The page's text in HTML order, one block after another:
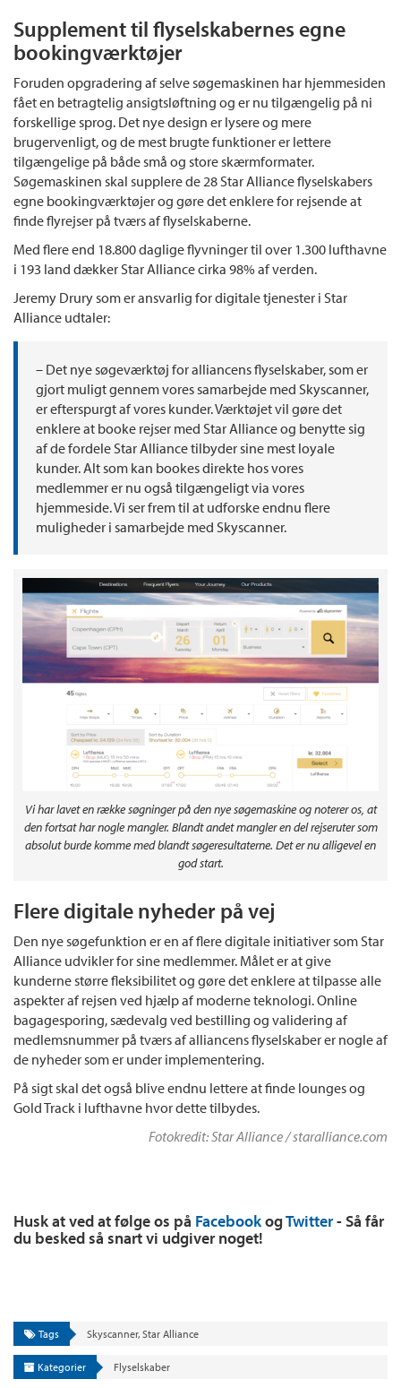
Supplement til flyselskabernes egne
bookingværktøjer
Foruden opgradering af selve søgemaskinen har hjemmesiden
fået en betragtelig ansigtsløftning og er nu tilgængelig på ni
forskellige sprog. Det nye design er lysere og mere
brugervenligt, og de mest brugte funktioner er lettere
tilgængelige på både små og store skærmformater.
Søgemaskinen skal supplere de 28 Star Alliance flyselskabers
egne bookingværktøjer og gøre det enklere for rejsende at
finde flyrejser på tværs af flyselskaberne.
Med flere end 18.800 daglige flyvninger til over 1.300 lufthavne
i 193 land dækker Star Alliance cirka 98% af verden.
Jeremy Drury som er ansvarlig for digitale tjenester i Star
Alliance udtaler:
– Det nye søgeværktøj for alliancens flyselskaber, som er
gjort muligt gennem vores samarbejde med Skyscanner,
er efterspurgt af vores kunder. Værktøjet vil gøre det
enklere at booke rejser med Star Alliance og benytte sig
af de fordele Star Alliance tilbyder sine mest loyale
kunder. Alt som kan bookes direkte hos vores
medlemmer er nu også tilgængeligt via vores
hjemmeside. Vi ser frem til at udforske endnu flere
muligheder i samarbejde med Skyscanner.
Vi har lavet en række søgninger på den nye søgemaskine og noterer os, at
den fortsat har nogle mangler. Blandt andet mangler en del rejseruter som
absolut burde komme med blandt søgeresultaterne. Det er nu alligevel en
god start.
Flere digitale nyheder på vej
Den nye søgefunktion er en af flere digitale initiativer som Star
Alliance udvikler for sine medlemmer. Målet er at give
kunderne større fleksibilitet og gøre det enklere at tilpasse alle
aspekter af rejsen ved hjælp af moderne teknologi. Online
bagagesporing, sædevalg ved bestilling og validering af
medlemsnummer på tværs af alliancens flyselskaber er nogle af
de nyheder som er under implementering.
På sigt skal det også blive endnu lettere at finde lounges og
Gold Track i lufthavne hvor dette tilbydes.
Fotokredit: Star Alliance / staralliance.com
Husk at ved at følge os på FacebookogTwitter- Så får
du besked så snart vi udgiver noget!
Tags Skyscanner, Star Alliance
Kategorier Flyselskaber